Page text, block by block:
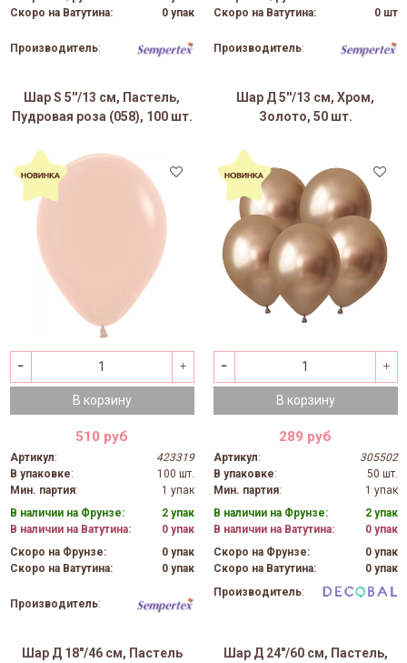
Скоро на Ватутина:
0 упак
Производитель:
Скоро на Ватутина:
0 шт
Производитель:
Шар S 5''/13 см, Пастель,
Пудровая роза (058), 100 шт.
В корзину
510 руб
Артикул:
423319
В упаковке:
100 шт.
Мин. партия:
1 упак
В наличии на Фрунзе:
2 упак
В наличии на Ватутина:
0 упак
Скоро на Фрунзе:
0 упак
Скоро на Ватутина:
0 упак
Производитель:
Шар Д 5''/13 см, Хром,
Золото, 50 шт.
В корзину
289 руб
Артикул:
305502
В упаковке:
50 шт.
Мин. партия:
1 упак
В наличии на Фрунзе:
2 упак
В наличии на Ватутина:
0 упак
Скоро на Фрунзе:
0 упак
Скоро на Ватутина:
0 упак
Производитель:
Шар Д 18"/46 см, Пастель
Шар Д 24"/60 см, Пастель,